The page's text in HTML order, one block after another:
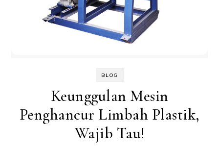
BLOG
Keunggulan Mesin
Penghancur Limbah Plastik,
Wajib Tau!